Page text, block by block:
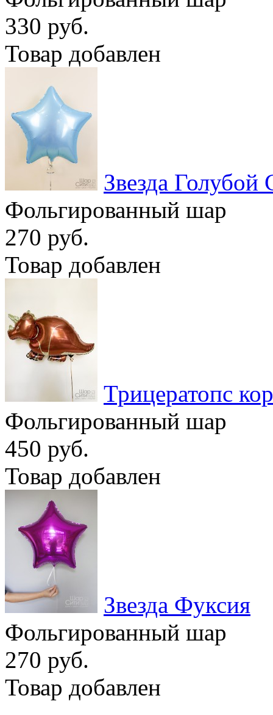
330 руб.
Товар добавлен
Звезда Голубой
Фольгированный шар
270 руб.
Товар добавлен
Трицератопс
Фольгированный шар
450 руб.
Товар добавлен
Звезда Фуксия
Фольгированный шар
270 руб.
Товар добавлен